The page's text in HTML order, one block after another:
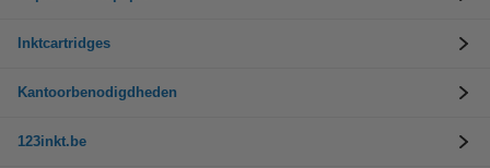
Inktcartridges
Kantoorbenodigdheden
123inkt.be